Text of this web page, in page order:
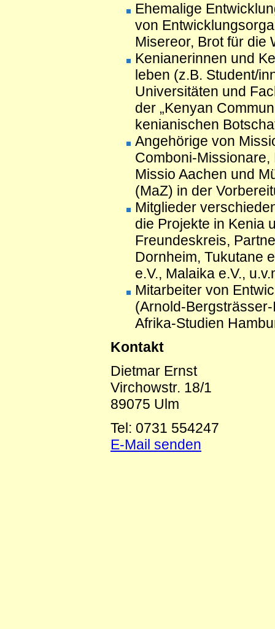
Ehemalige
von
Misereor, Brot für die
Kenianerinnen und
leben (z.B. Student/
Universitäten und
der „Kenyan
kenianischen
Angehörige von
Comboni-
Missio Aachen und
(MaZ) in der
Mitglieder
die Projekte in Kenia
Freundeskreis,
Dornheim, Tukutane
e.V., Malaika e.V.,
Mitarbeiter von
(Arnold-
Afrika-Studien
Kontakt
Dietmar Ernst
Virchowstr. 18/1
89075 Ulm
Tel: 0731 554247
E-Mail senden